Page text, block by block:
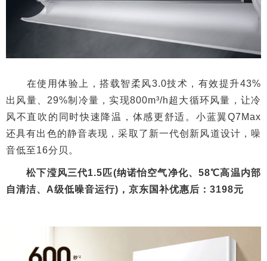
在使用体验上，搭载智柔风3.0技术，有效提升43%
出风量、29%制冷量，实现800m³/h超大循环风量，让冷
风不直吹的同时快速降温，体感更舒适。小蓝翼Q7Max
还具有出色的静音表现，采取了新一代创新风道设计，噪
音低至16分贝。
松下滢风三代1.5匹(纳诺怡空气净化、58℃高温内部
自清洁、A级低噪音运行)，京东国补优惠后：3198元